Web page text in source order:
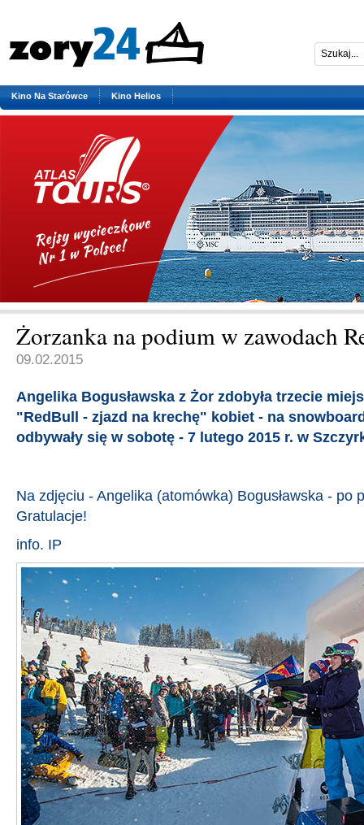
Kino Na Starówce Kino Helios
Żorzanka na podium w zawodach
09.02.2015
Angelika Bogusławska z Żor zdobyła trzecie
"RedBull - zjazd na krechę" kobiet - na
odbywały się w sobotę - 7 lutego 2015 r. w
Na zdjęciu - Angelika (atomówka) Bogusławska - po
Gratulacje!
info. IP